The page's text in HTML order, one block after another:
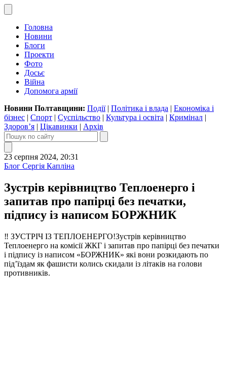
Головна
Новини
Блоги
Проекти
Фото
Досьє
Війна
Допомога армії
Новини Полтавщини: Події| Політика і влада | Економіка і
бізнес | Спорт | Суспільство | Культура і освіта | Кримінал |
Здоров’я | Цікавинки | Архів
23 серпня 2024, 20:31
Блог Сергія Капліна
Зустрів керівництво Теплоенерго і
запитав про папірці без печатки,
підпису із написом БОРЖНИК
‼️ ЗУСТРІЧ ІЗ ТЕПЛОЕНЕРГО!Зустрів керівництво
Теплоенерго на комісії ЖКГ і запитав про папірці без печатки
і підпису із написом «БОРЖНИК» які вони розкидають по
під’їздам як фашисти колись скидали із літаків на голови
противників.